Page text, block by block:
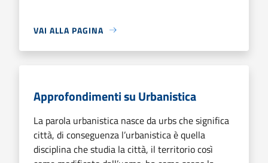
VAI ALLA PAGINA
Approfondimenti su Urbanistica
La parola urbanistica nasce da urbs che significa
città, di conseguenza l’urbanistica è quella
disciplina che studia la città, il territorio così